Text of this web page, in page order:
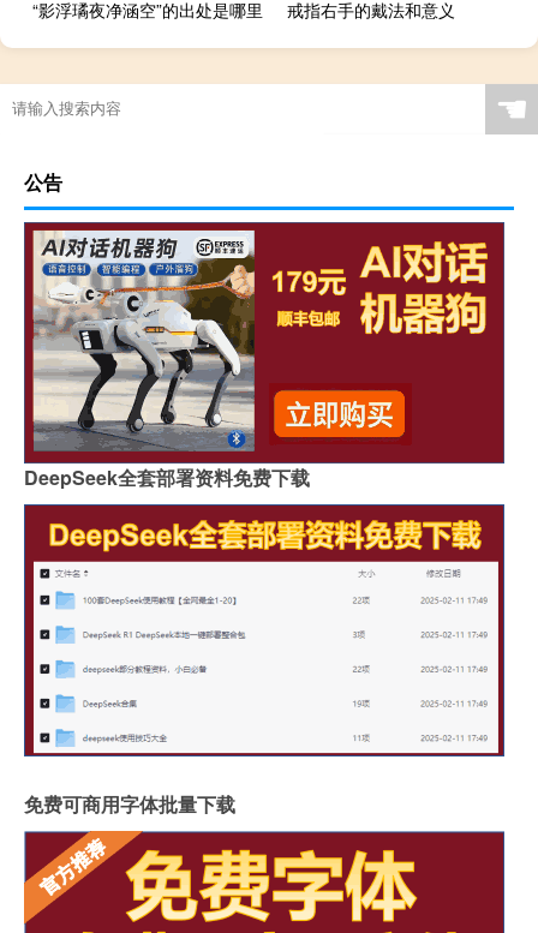
“影浮璚夜净涵空”的出处是哪里
戒指右手的戴法和意义
☚
公告
DeepSeek全套部署资料免费下载
免费可商用字体批量下载